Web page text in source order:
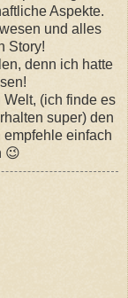
Aspekte.
und alles
Story!
denn ich hatte
(ich finde es
super) den
einfach
😉